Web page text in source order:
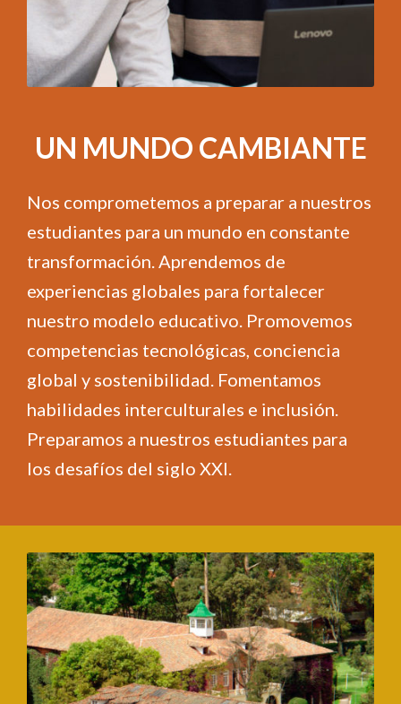
UN MUNDO CAMBIANTE
Nos comprometemos a preparar a nuestros
estudiantes para un mundo en constante
transformación. Aprendemos de
experiencias globales para fortalecer
nuestro modelo educativo. Promovemos
competencias tecnológicas, conciencia
global y sostenibilidad. Fomentamos
habilidades interculturales e inclusión.
Preparamos a nuestros estudiantes para
los desafíos del siglo XXI.